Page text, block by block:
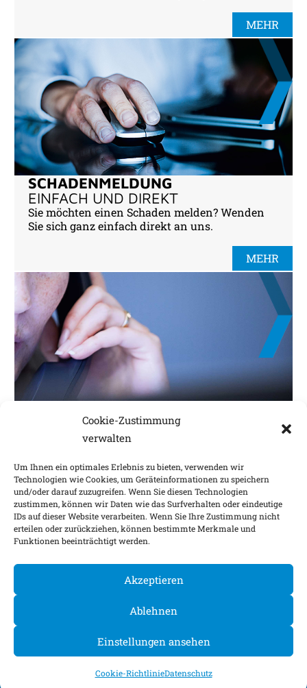
Cookie-Zustimmung
verwalten
Um Ihnen ein optimales Erlebnis zu bieten, verwenden wir
Technologien wie Cookies, um Geräteinformationen zu speichern
und/oder darauf zuzugreifen. Wenn Sie diesen Technologien
zustimmen, können wir Daten wie das Surfverhalten oder eindeutige
IDs auf dieser Website verarbeiten. Wenn Sie Ihre Zustimmung nicht
erteilen oder zurückziehen, können bestimmte Merkmale und
Funktionen beeinträchtigt werden.
Akzeptieren
Ablehnen
Einstellungen ansehen
Cookie-RichtlinieDatenschutz
MEHR
SCHADENMELDUNG
EINFACH UND DIREKT
Sie möchten einen Schaden melden? Wenden
Sie sich ganz einfach direkt an uns.
MEHR
KONTAKT
FRAGEN UND INFORMATIONEN
Ihre Fragen beantworten wir gern.
MEHR
Impressum Nachhaltigkeitsfaktoren
Datenschutz Barrierefreiheit
Cookie-Einstellungen
©